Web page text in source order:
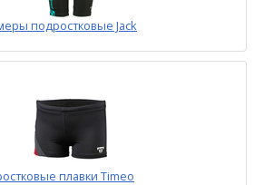
подростковые Jack
плавки Timeo